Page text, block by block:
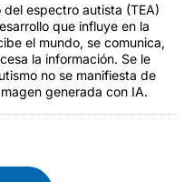
espectro autista (TEA)
que influye en la
el mundo, se comunica,
la información. Se le
no se manifiesta de
generada con IA.